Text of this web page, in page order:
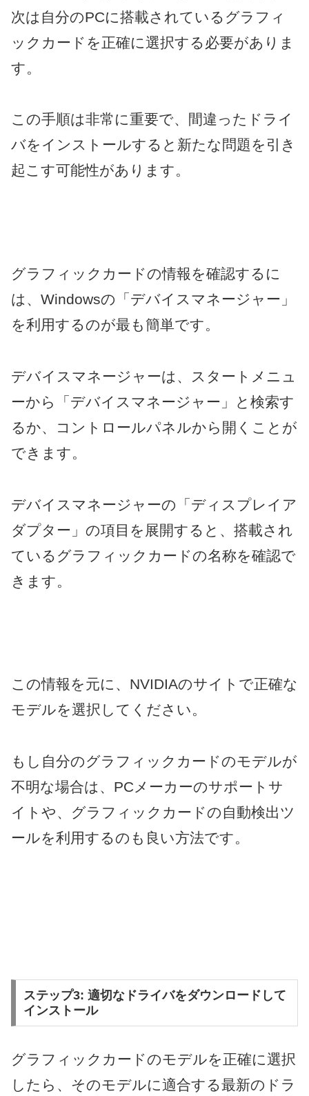
次は自分のPCに搭載されているグラフィ
ックカードを正確に選択する必要がありま
す。
この手順は非常に重要で、間違ったドライ
バをインストールすると新たな問題を引き
起こす可能性があります。
グラフィックカードの情報を確認するに
は、Windowsの「デバイスマネージャー」
を利用するのが最も簡単です。
デバイスマネージャーは、スタートメニュ
ーから「デバイスマネージャー」と検索す
るか、コントロールパネルから開くことが
できます。
デバイスマネージャーの「ディスプレイア
ダプター」の項目を展開すると、搭載され
ているグラフィックカードの名称を確認で
きます。
この情報を元に、NVIDIAのサイトで正確な
モデルを選択してください。
もし自分のグラフィックカードのモデルが
不明な場合は、PCメーカーのサポートサ
イトや、グラフィックカードの自動検出ツ
ールを利用するのも良い方法です。
ステップ3: 適切なドライバをダウンロードして
インストール
グラフィックカードのモデルを正確に選択
したら、そのモデルに適合する最新のドラ